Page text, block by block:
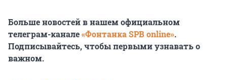
Больше новостей в нашем официальном
телеграм-канале«Фонтанка SPB online».
Подписывайтесь, чтобы первыми узнавать о
важном.